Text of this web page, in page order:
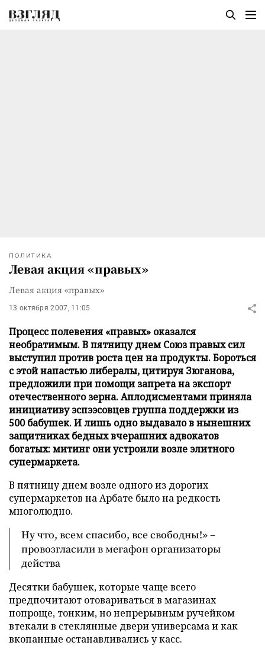
ПОЛИТИКА
Левая акция «правых»
Левая акция «правых»
13 октября 2007, 11:05
Процесс полевения «правых» оказался
необратимым. В пятницу днем Союз правых сил
выступил против роста цен на продукты. Бороться
с этой напастью либералы, цитируя Зюганова,
предложили при помощи запрета на экспорт
отечественного зерна. Аплодисментами приняла
инициативу эспээсовцев группа поддержки из
500 бабушек. И лишь одно выдавало в нынешних
защитниках бедных вчерашних адвокатов
богатых: митинг они устроили возле элитного
супермаркета.
В пятницу днем возле одного из дорогих
супермаркетов на Арбате было на редкость
многолюдно.
Ну что, всем спасибо, все свободны!» –
провозгласили в мегафон организаторы
действа
Десятки бабушек, которые чаще всего
предпочитают отовариваться в магазинах
попроще, тонким, но непрерывным ручейком
втекали в стеклянные двери универсама и как
вкопанные останавливались у касс.